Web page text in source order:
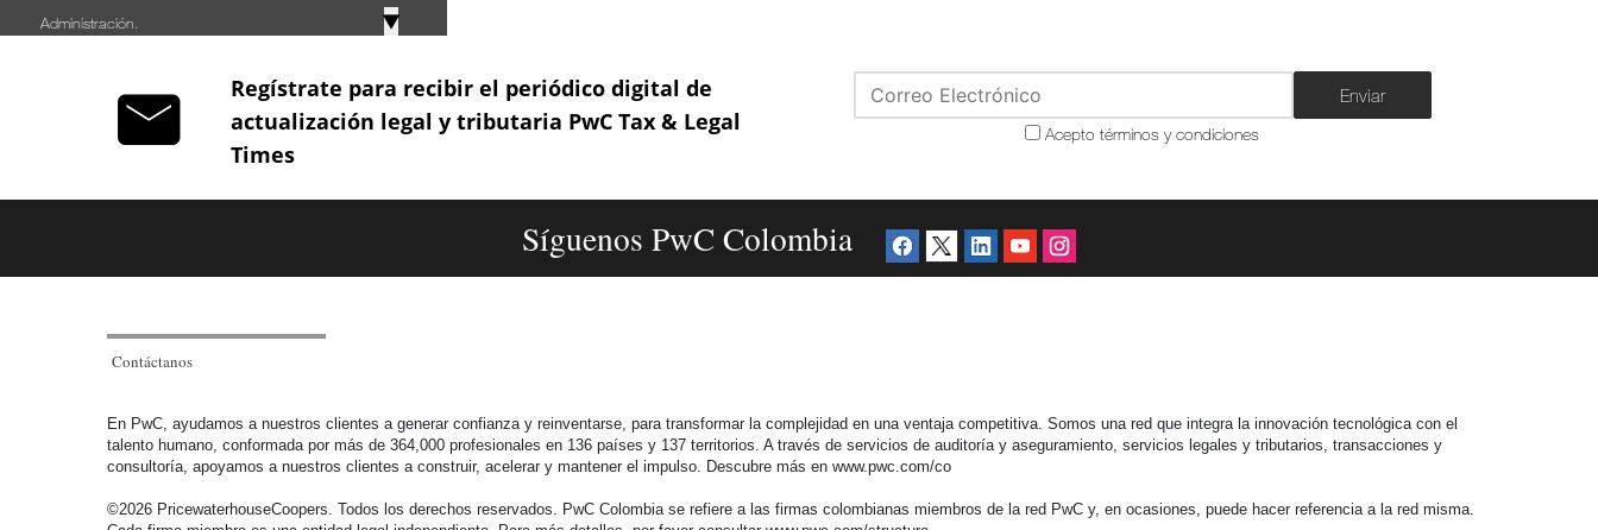
▼
Administración.
Artículo 688 Competencia fiscalizadora.
Artículo 689 Facultad para establecer beneficio de
Artículo 689-3 Beneficio de la Auditoría.
tributarios de los contratos sobre partes de interés
Regístrate para recibir el periódico digital de
actualización legal y tributaria PwC Tax & Legal
Times
Enviar
Acepto términos y condiciones
Síguenos PwC Colombia
Contáctanos
En PwC, ayudamos a nuestros clientes a generar confianza y reinventarse, para transformar la complejidad en una ventaja competitiva. Somos una red que integra la innovación tecnológica con el
talento humano, conformada por más de 364,000 profesionales en 136 países y 137 territorios. A través de servicios de auditoría y aseguramiento, servicios legales y tributarios, transacciones y
consultoría, apoyamos a nuestros clientes a construir, acelerar y mantener el impulso. Descubre más en www.pwc.com/co
©2026 PricewaterhouseCoopers. Todos los derechos reservados. PwC Colombia se refiere a las firmas colombianas miembros de la red PwC y, en ocasiones, puede hacer referencia a la red misma.